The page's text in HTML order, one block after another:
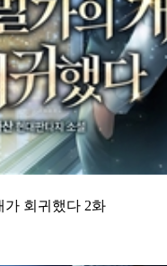
가 회귀했다 2화